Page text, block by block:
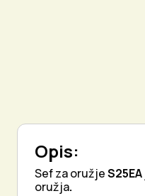
Opis:
Sef za oružjeS25EA
oružja.